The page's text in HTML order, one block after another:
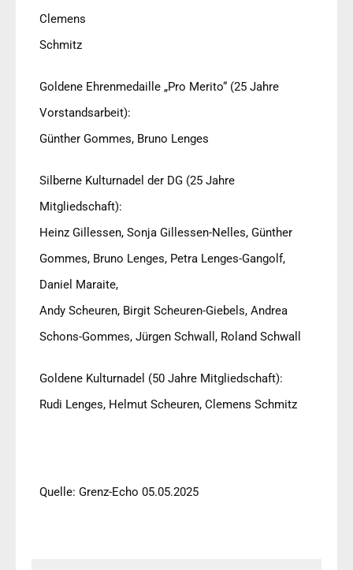
Clemens
Schmitz
Goldene Ehrenmedaille „Pro Merito“ (25 Jahre
Vorstandsarbeit):
Günther Gommes, Bruno Lenges
Silberne Kulturnadel der DG (25 Jahre
Mitgliedschaft):
Heinz Gillessen, Sonja Gillessen-Nelles, Günther
Gommes, Bruno Lenges, Petra Lenges-Gangolf,
Daniel Maraite,
Andy Scheuren, Birgit Scheuren-Giebels, Andrea
Schons-Gommes, Jürgen Schwall, Roland Schwall
Goldene Kulturnadel (50 Jahre Mitgliedschaft):
Rudi Lenges, Helmut Scheuren, Clemens Schmitz
Quelle: Grenz-Echo 05.05.2025